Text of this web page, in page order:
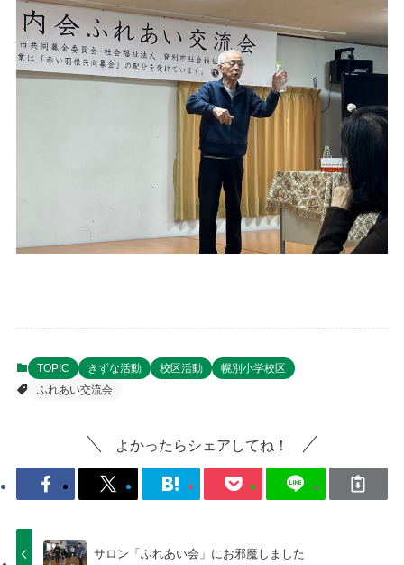
TOPIC きずな活動 校区活動
幌別小学校区
ふれあい交流会
よかったらシェアしてね！
サロン「ふれあい会」にお邪魔しました